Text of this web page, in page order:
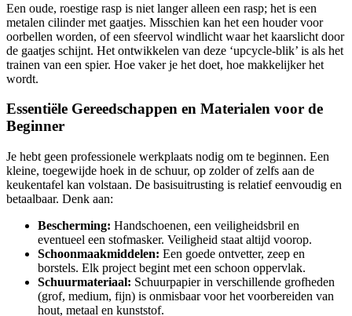
Een oude, roestige rasp is niet langer alleen een rasp; het is een
metalen cilinder met gaatjes. Misschien kan het een houder voor
oorbellen worden, of een sfeervol windlicht waar het kaarslicht door
de gaatjes schijnt. Het ontwikkelen van deze ‘upcycle-blik’ is als het
trainen van een spier. Hoe vaker je het doet, hoe makkelijker het
wordt.
Essentiële Gereedschappen en Materialen voor de
Beginner
Je hebt geen professionele werkplaats nodig om te beginnen. Een
kleine, toegewijde hoek in de schuur, op zolder of zelfs aan de
keukentafel kan volstaan. De basisuitrusting is relatief eenvoudig en
betaalbaar. Denk aan:
Bescherming: Handschoenen, een veiligheidsbril en
eventueel een stofmasker. Veiligheid staat altijd voorop.
Schoonmaakmiddelen: Een goede ontvetter, zeep en
borstels. Elk project begint met een schoon oppervlak.
Schuurmateriaal: Schuurpapier in verschillende grofheden
(grof, medium, fijn) is onmisbaar voor het voorbereiden van
hout, metaal en kunststof.